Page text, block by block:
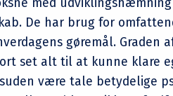
med
De har brug for
gøremål. Graden
set alt til at kunne klare
være tale betydelige